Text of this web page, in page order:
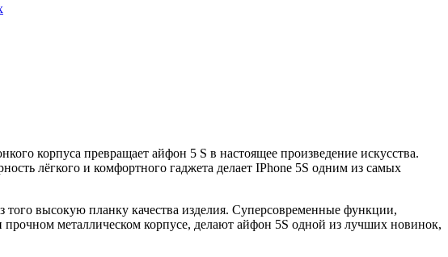
корпуса превращает айфон 5 S в настоящее произведение искусства.
лёгкого и комфортного гаджета делает IPhone 5S одним из самых
высокую планку качества изделия. Суперсовременные функции,
металлическом корпусе, делают айфон 5S одной из лучших новинок,